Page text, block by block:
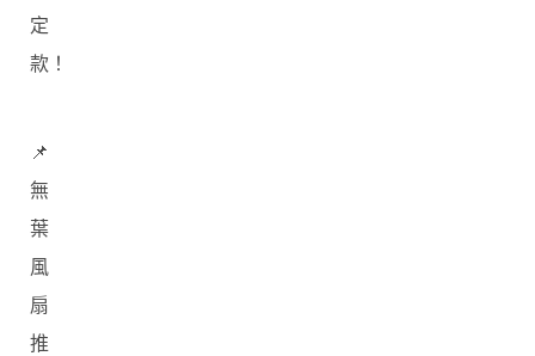
定
款！
📌
無
葉
風
扇
推